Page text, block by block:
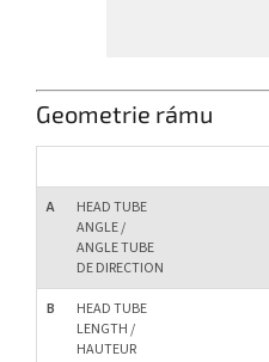
Geometrie rámu
A
HEAD TUBE
ANGLE /
ANGLE TUBE
DE DIRECTION
B
HEAD TUBE
LENGTH /
HAUTEUR